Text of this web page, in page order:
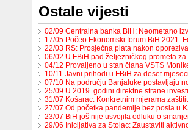
Ostale vijesti
02/09 Centralna banka BiH: Neometano
17/05 Počeo Ekonomski forum BiH 2021:
22/03 RS: Prosječna plata nakon
06/02 U FBiH pad željezničkog prometa
04/12 Provaljeno u stan člana VSTS
10/11 Javni prihodi u FBiH za deset
07/10 Na području Banjaluke postavljaju
25/09 U 2019. godini direktne strane
31/07 Košarac: Konkretnim mjerama
27/07 Od početka pandemije bez posla u
23/07 BiH još nije usvojila odluku o
29/06 Inicijativa za Stolac: Zaustaviti